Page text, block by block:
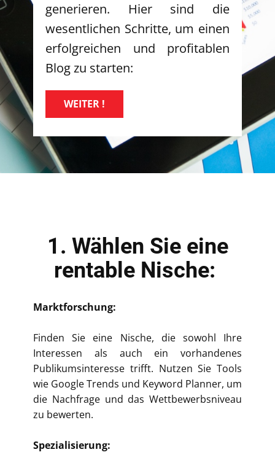
generieren. Hier sind die
wesentlichen Schritte, um einen
erfolgreichen und profitablen
Blog zu starten:
WEITER !
1. Wählen Sie eine
rentable Nische:
Marktforschung:
Finden Sie eine Nische, die sowohl Ihre
Interessen als auch ein vorhandenes
Publikumsinteresse trifft. Nutzen Sie Tools
wie Google Trends und Keyword Planner, um
die Nachfrage und das Wettbewerbsniveau
zu bewerten.
Spezialisierung: